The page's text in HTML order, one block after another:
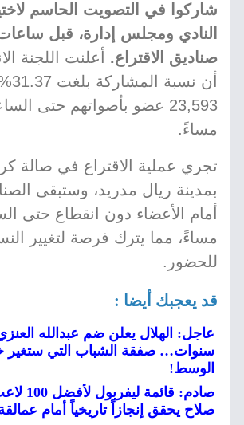
شاركوا في التصويت الحاسم
النادي ومجلس إدارة، قبل
صناديق الاقتراع. أعلنت اللجنة
أن
23,593 عضو بأصواتهم حتى
مساءً.
تجري عملية الاقتراع في صالة
بمدينة ريال مدريد، وستبقى
أمام الأعضاء دون انقطاع حتى
مساءً، مما يترك فرصة لتغيير
للحضور.
قد يعجبك أيضا :
عاجل: الهلال يعلن ضم عبدالله
سنوات… صفقة الشباب التي ستغير
الوسط!
صادم:
صلاح يحقق إنجازاً تاريخياً أمام